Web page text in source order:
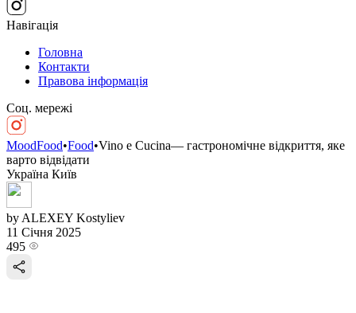
Навігація
Головна
Контакти
Правова інформація
Соц. мережі
MoodFood•Food•Vino e Cucina— гастрономічне відкриття, яке
варто відвідати
Україна Київ
by ALEXEY Kostyliev
11 Січня 2025
495